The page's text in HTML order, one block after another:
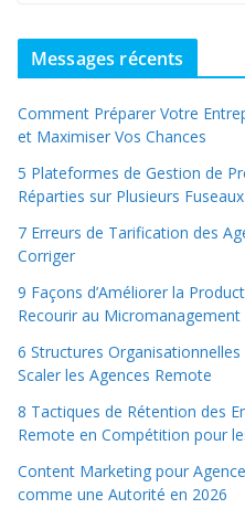
Messages récents
Comment Préparer Votre
et Maximiser Vos Chances
5 Plateformes de Gestion de
Réparties sur Plusieurs
7 Erreurs de Tarification des
Corriger
9 Façons d’Améliorer la
Recourir au Micromanagement
6 Structures
Scaler les Agences Remote
8 Tactiques de Rétention des
Remote en Compétition pour
Content Marketing pour
comme une Autorité en 2026